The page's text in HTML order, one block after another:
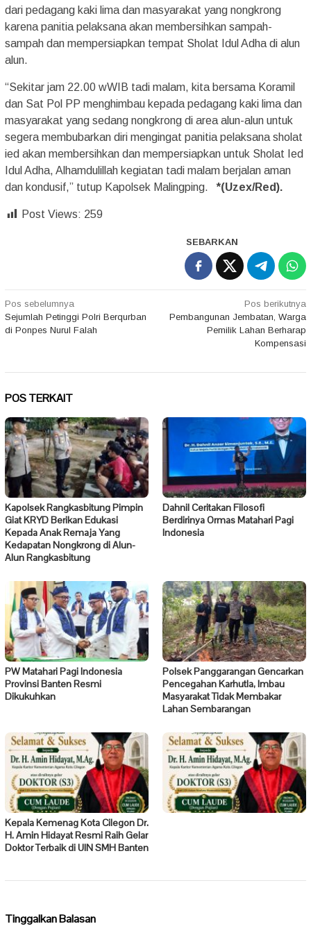
dari pedagang kaki lima dan masyarakat yang nongkrong
karena panitia pelaksana akan membersihkan sampah-
sampah dan mempersiapkan tempat Sholat Idul Adha di alun
alun.
“Sekitar jam 22.00 wWIB tadi malam, kita bersama Koramil
dan Sat Pol PP menghimbau kepada pedagang kaki lima dan
masyarakat yang sedang nongkrong di area alun-alun untuk
segera membubarkan diri mengingat panitia pelaksana sholat
ied akan membersihkan dan mempersiapkan untuk Sholat Ied
Idul Adha, Alhamdulillah kegiatan tadi malam berjalan aman
dan kondusif,” tutup Kapolsek Malingping.*(Uzex/Red).
Post Views: 259
SEBARKAN
Navigasi
pos
Pos sebelumnya
Sejumlah Petinggi Polri Berqurban
di Ponpes Nurul Falah
Pos berikutnya
Pembangunan Jembatan, Warga
Pemilik Lahan Berharap
Kompensasi
POS TERKAIT
Kapolsek Rangkasbitung Pimpin
Giat KRYD Berikan Edukasi
Kepada Anak Remaja Yang
Kedapatan Nongkrong di Alun-
Alun Rangkasbitung
Dahnil Ceritakan Filosofi
Berdirinya Ormas Matahari Pagi
Indonesia
PW Matahari Pagi Indonesia
Provinsi Banten Resmi
Dikukuhkan
Polsek Panggarangan Gencarkan
Pencegahan Karhutla, Imbau
Masyarakat Tidak Membakar
Lahan Sembarangan
Kepala Kemenag Kota Cilegon Dr.
H. Amin Hidayat Resmi Raih Gelar
Doktor Terbaik di UIN SMH Banten
Tinggalkan Balasan